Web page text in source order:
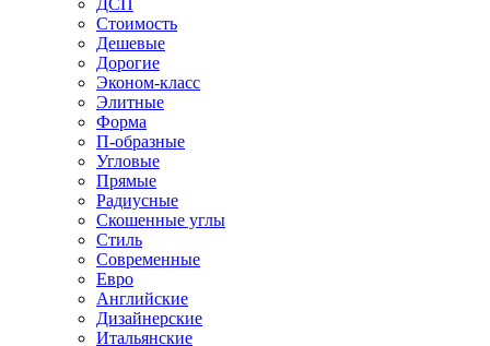
ДСП
Стоимость
Дешевые
Дорогие
Эконом-класс
Элитные
Форма
П-образные
Угловые
Прямые
Радиусные
Скошенные углы
Стиль
Современные
Евро
Английские
Дизайнерские
Итальянские